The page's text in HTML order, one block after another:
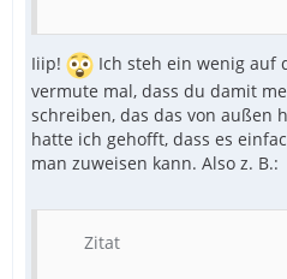
Iiip!
Ich steh ein wenig auf
vermute mal, dass du damit
schreiben, das das von außen
hatte ich gehofft, dass es
man zuweisen kann. Also z. B.:
Zitat